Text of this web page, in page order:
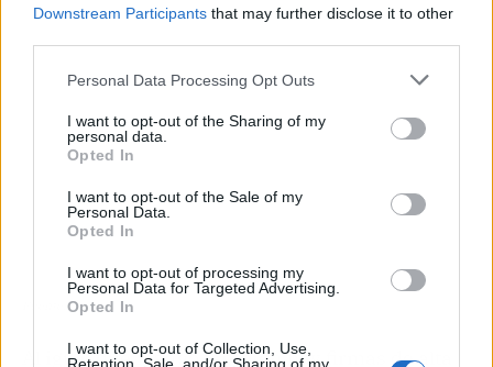
Downstream Participants that may further disclose it to other
Personal Data Processing Opt Outs
I want to opt-out of the Sharing of my
personal data.
Opted In
I want to opt-out of the Sale of my
Personal Data.
Opted In
I want to opt-out of processing my
Personal Data for Targeted Advertising.
Opted In
I want to opt-out of Collection, Use,
Fuente: Twitter.
Al igual que Mango también hay firmas de alta